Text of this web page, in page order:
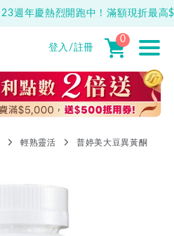
冊會員最高獲 150元抵用券
登入/註冊
0
輕熟靈活 普婷美大豆異黃酮